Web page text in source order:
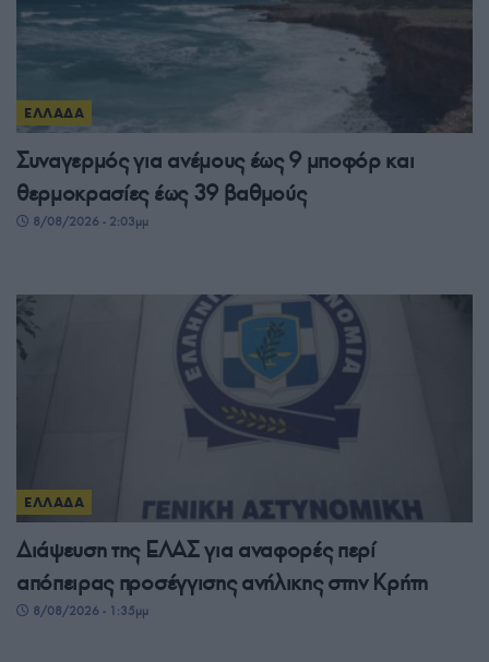
ΕΛΛΑΔΑ
Συναγερμός για ανέμους έως 9 μποφόρ και
θερμοκρασίες έως 39 βαθμούς
8/08/2026 - 2:03μμ
ΕΛΛΑΔΑ
Διάψευση της ΕΛΑΣ για αναφορές περί
απόπειρας προσέγγισης ανήλικης στην Κρήτη
8/08/2026 - 1:35μμ